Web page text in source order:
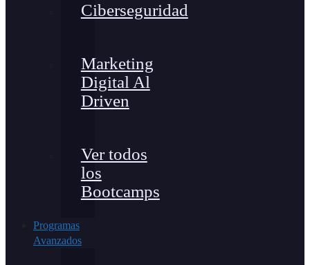
Ciberseguridad
Marketing
Digital Al
Driven
Ver todos
los
Bootcamps
Programas
Avanzados